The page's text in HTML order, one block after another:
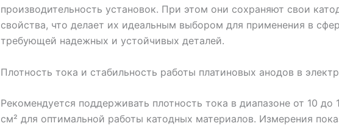
производительность установок. При этом они сохраняют свои
свойства, что делает их идеальным выбором для применения в
требующей надежных и устойчивых деталей.
Плотность тока и стабильность работы платиновых анодов в
Рекомендуется поддерживать плотность тока в диапазоне от 10 до
см² для оптимальной работы катодных материалов. Измерения